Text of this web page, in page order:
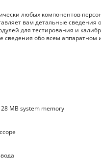
любых компонентов
вам детальные сведения
для тестирования и
сведения обо всем аппаратном
MB system memory